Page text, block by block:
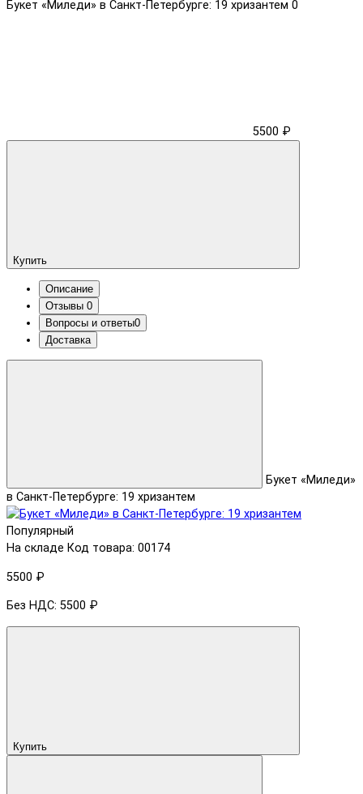
Букет «Миледи» в Санкт-Петербурге: 19 хризантем 0
5500 ₽
Купить
Описание
Отзывы 0
Вопросы и ответы0
Доставка
Букет «Миледи»
в Санкт-Петербурге: 19 хризантем
Популярный
На складе Код товара: 00174
5500 ₽
Без НДС: 5500 ₽
Купить